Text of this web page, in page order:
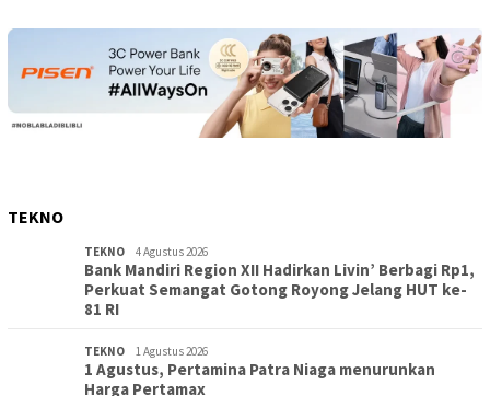
TEKNO
TEKNO 4 Agustus 2026
Bank Mandiri Region XII Hadirkan Livin’ Berbagi Rp1,
Perkuat Semangat Gotong Royong Jelang HUT ke-
81 RI
TEKNO 1 Agustus 2026
1 Agustus, Pertamina Patra Niaga menurunkan
Harga Pertamax